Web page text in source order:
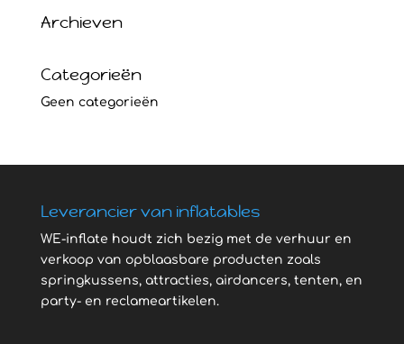
Archieven
Categorieën
Geen categorieën
Leverancier van inflatables
WE-inflate houdt zich bezig met de verhuur en
verkoop van opblaasbare producten zoals
springkussens, attracties, airdancers, tenten, en
party- en reclameartikelen.